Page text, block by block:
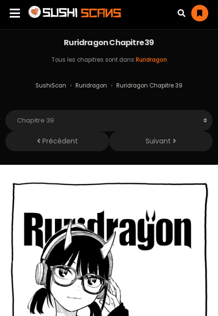
Ruridragon Chapitre 39
Tous les chapitres sont dans Ruridragon
SushiScan › Ruridragon › Ruridragon Chapitre 39
Précédent Suivant